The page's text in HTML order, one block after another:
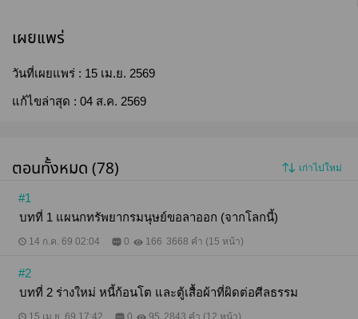
เผยแพร่
วันที่เผยแพร่ : 15 เม.ย. 2569
แก้ไขล่าสุด : 04 ส.ค. 2569
ตอนทั้งหมด (78) เก่าไปใหม่
#1
บทที่ 1 แผนกทรัพยากรมนุษย์ขอลาออก (จากโลกนี้)
14 ก.ค. 69 02:04 0 166 3668 คำ (15 หน้า)
#2
บทที่ 2 ร่างใหม่ หนี้ก้อนโต และตู้เสื้อผ้าที่ผิดต่อศีลธรรม